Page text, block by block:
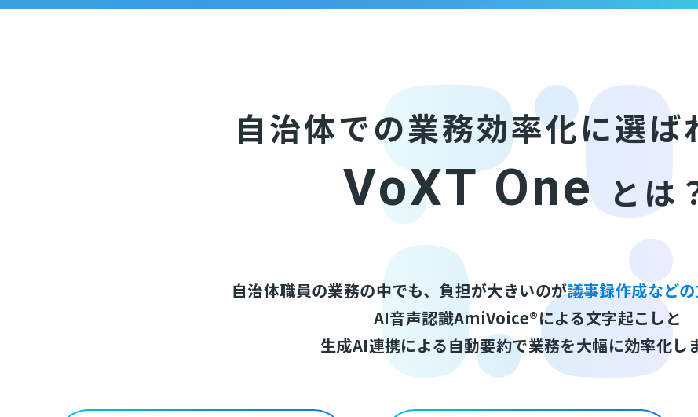
自治体での業務効率化に選ば
VoXT One とは
自治体職員の業務の中でも、負担が大きいのが議事録作成など
AI音声認識AmiVoice®による文字起こしと
生成AI連携による自動要約で業務を大幅に効率化しま